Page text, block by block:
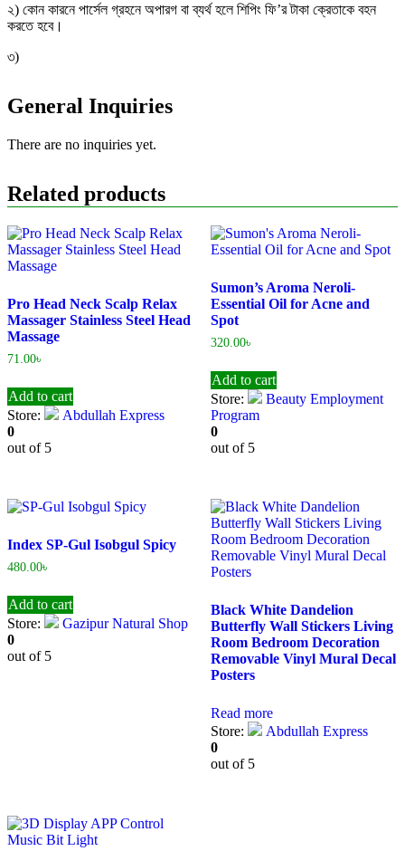
২) কোন কারনে পার্সেল গ্রহনে অপারগ বা ব্যর্থ হলে শিপিং ফি’র টাকা ক্রেতাকে বহন
করতে হবে।
৩)
General Inquiries
There are no inquiries yet.
Related products
Pro Head Neck Scalp Relax
Massager Stainless Steel Head
Massage
71.00৳
Add to cart
Store:
Abdullah Express
0
out of 5
Sumon’s Aroma Neroli-
Essential Oil for Acne and
Spot
320.00৳
Add to cart
Store:
Beauty Employment
Program
0
out of 5
Index SP-Gul Isobgul Spicy
480.00৳
Add to cart
Store:
Gazipur Natural Shop
0
out of 5
Black White Dandelion
Butterfly Wall Stickers Living
Room Bedroom Decoration
Removable Vinyl Mural Decal
Posters
Read more
Store:
Abdullah Express
0
out of 5